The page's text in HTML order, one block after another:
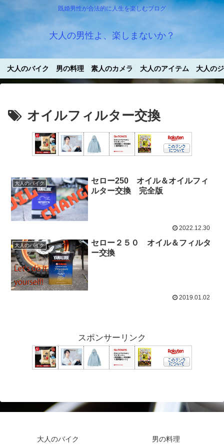
既婚男性が合法的に人生を楽しむブログ
大人の男性よ、楽しまないか？
大人のバイク 男の料理 素人のカメラ 大人のアイテム 大人の
オイルフィルター交換
大人のバイク
セロー250 オイル＆オイルフィ
ルター交換 完全版
2022.12.30
大人のバイク
セロー２５０ オイル＆フィルタ
ー交換
2019.01.02
スポンサーリンク
大人のバイク 男の料理